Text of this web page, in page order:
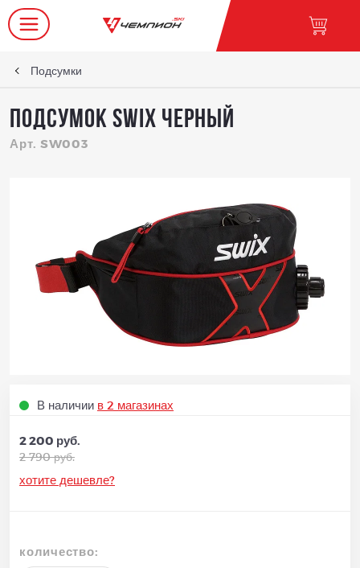
Подсумки
Подсумок Swix черный
Арт. SW003
В наличии в 2 магазинах
2 200 руб.
2 790 руб.
хотите дешевле?
количество: